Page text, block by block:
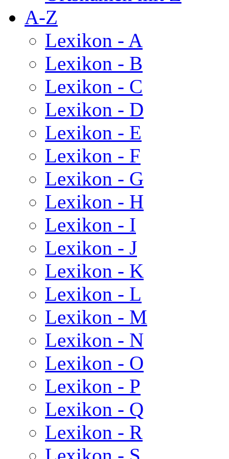
A-Z
Lexikon - A
Lexikon - B
Lexikon - C
Lexikon - D
Lexikon - E
Lexikon - F
Lexikon - G
Lexikon - H
Lexikon - I
Lexikon - J
Lexikon - K
Lexikon - L
Lexikon - M
Lexikon - N
Lexikon - O
Lexikon - P
Lexikon - Q
Lexikon - R